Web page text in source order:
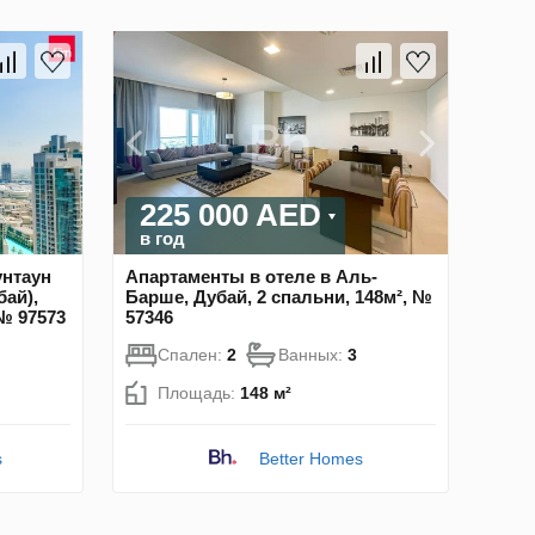
97573
225 000 AED
в год
Апартаменты в отеле в Аль-
Барше, Дубай, 2 спальни, 148м², №
57346
Спален: 2 Ванных: 3
Площадь: 148 м²
Better Homes